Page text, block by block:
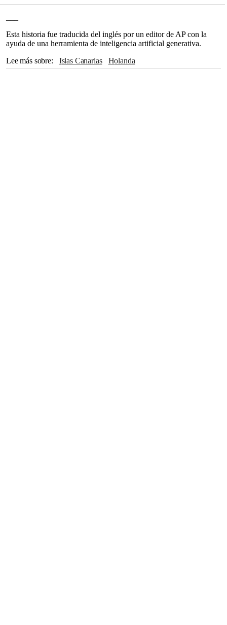
Esta historia fue traducida del inglés por un editor de AP con la
ayuda de una herramienta de inteligencia artificial generativa.
Lee más sobre
Islas Canarias
Holanda